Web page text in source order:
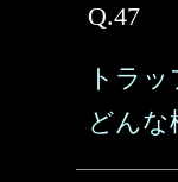
Q.47
トラ
どんな